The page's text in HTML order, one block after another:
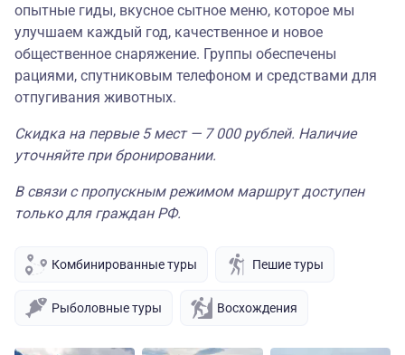
опытные гиды, вкусное сытное меню, которое мы
улучшаем каждый год, качественное и новое
общественное снаряжение. Группы обеспечены
рациями, спутниковым телефоном и средствами для
отпугивания животных.
Скидка на первые 5 мест — 7 000 рублей. Наличие
уточняйте при бронировании.
В связи с пропускным режимом маршрут доступен
только для граждан РФ.
Комбинированные туры Пешие туры
Рыболовные туры Восхождения